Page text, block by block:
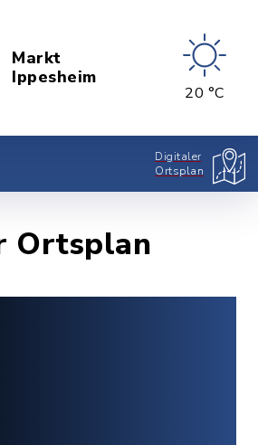
Markt
Ippesheim
20 °C
Digitaler
Ortsplan
Ortsplan